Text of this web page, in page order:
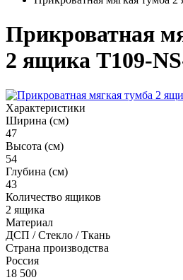
Прикроватная
2 ящика T109-
Характеристики
Ширина (см)
47
Высота (см)
54
Глубина (см)
43
Количество ящиков
2 ящика
Материал
ДСП / Стекло / Ткань
Страна производства
Россия
18 500